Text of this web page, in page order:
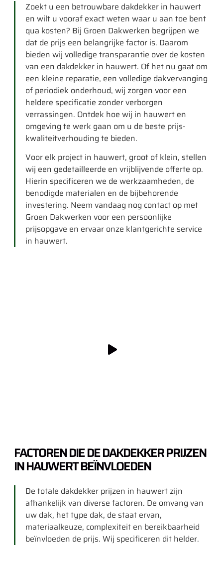
Zoekt u een betrouwbare dakdekker in hauwert
en wilt u vooraf exact weten waar u aan toe bent
qua kosten? Bij Groen Dakwerken begrijpen we
dat de prijs een belangrijke factor is. Daarom
bieden wij volledige transparantie over de kosten
van een dakdekker in hauwert. Of het nu gaat om
een kleine reparatie, een volledige dakvervanging
of periodiek onderhoud, wij zorgen voor een
heldere specificatie zonder verborgen
verrassingen. Ontdek hoe wij in hauwert en
omgeving te werk gaan om u de beste prijs-
kwaliteitverhouding te bieden.
Voor elk project in hauwert, groot of klein, stellen
wij een gedetailleerde en vrijblijvende offerte op.
Hierin specificeren we de werkzaamheden, de
benodigde materialen en de bijbehorende
investering. Neem vandaag nog contact op met
Groen Dakwerken voor een persoonlijke
prijsopgave en ervaar onze klantgerichte service
in hauwert.
FACTOREN DIE DE DAKDEKKER PRIJZEN
IN HAUWERT BEÏNVLOEDEN
De totale dakdekker prijzen in hauwert zijn
afhankelijk van diverse factoren. De omvang van
uw dak, het type dak, de staat ervan,
materiaalkeuze, complexiteit en bereikbaarheid
beïnvloeden de prijs. Wij specificeren dit helder.